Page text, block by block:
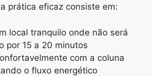
prática eficaz consiste em:
local tranquilo onde não será
por 15 a 20 minutos
com a coluna
o fluxo energético